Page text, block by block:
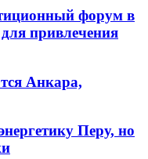
форум в
привлечения
Анкара,
Перу, но